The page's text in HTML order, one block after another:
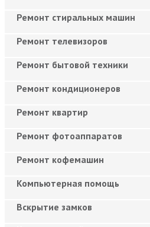
Ремонт стиральных машин
Ремонт телевизоров
Ремонт бытовой техники
Ремонт кондиционеров
Ремонт квартир
Ремонт фотоаппаратов
Ремонт кофемашин
Компьютерная помощь
Вскрытие замков